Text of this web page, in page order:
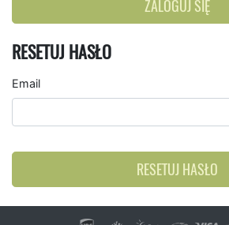
ZALOGUJ SIĘ
RESETUJ HASŁO
Email
RESETUJ HASŁO